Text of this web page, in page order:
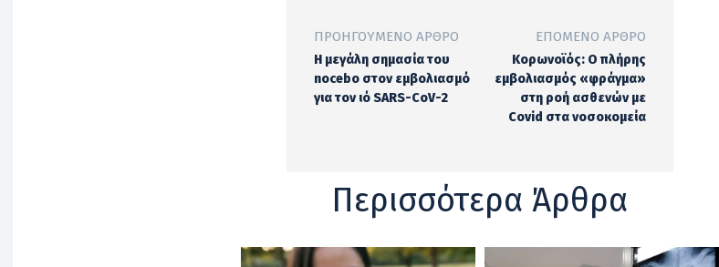
ΠΡΟΗΓΟΎΜΕΝΟ ΆΡΘΡΟ
Η μεγάλη σημασία του
nocebo στον εμβολιασμό
για τον ιό SARS-CoV-2
ΕΠΌΜΕΝΟ ΆΡΘΡΟ
Κορωνοϊός: Ο πλήρης
εμβολιασμός «φράγμα»
στη ροή ασθενών με
Covid στα νοσοκομεία
Περισσότερα Άρθρα